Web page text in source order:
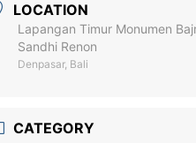
LOCATION
Lapangan Timur Monumen
Sandhi Renon
Denpasar, Bali
CATEGORY